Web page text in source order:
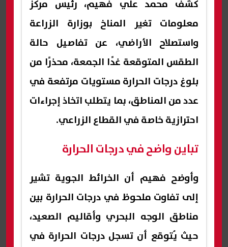
كشف محمد علي فهيم، رئيس مركز
معلومات تغير المناخ بوزارة الزراعة
واستصلاح الأراضي، عن تفاصيل حالة
الطقس المتوقعة غدًا الجمعة، محذرًا من
بلوغ درجات الحرارة مستويات مرتفعة في
عدد من المناطق، بما يتطلب اتخاذ إجراءات
احترازية خاصة في القطاع الزراعي.
تباين واضح في درجات الحرارة
وأوضح فهيم أن الخرائط الجوية تشير
إلى تفاوت ملحوظ في درجات الحرارة بين
مناطق الوجه البحري وأقاليم الصعيد،
حيث يُتوقع أن تسجل درجات الحرارة في